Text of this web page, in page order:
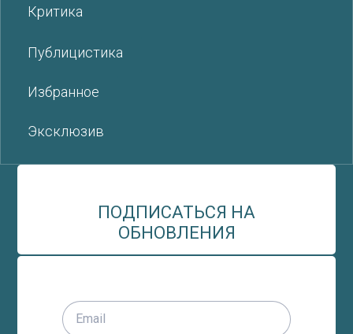
Критика
Публицистика
Избранное
Эксклюзив
ПОДПИСАТЬСЯ НА
ОБНОВЛЕНИЯ